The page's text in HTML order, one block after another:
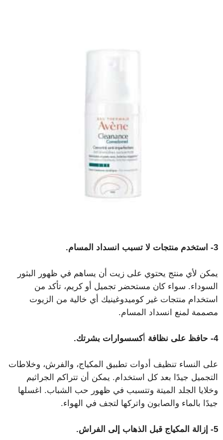
3- استخدم منتجات لا تسبب انسداد المسام.
يمكن لأي منتج يحتوي على زيت أن يساهم في ظهور البثور
السوداء. سواء كان مستحضر تجميل أو كريم، تأكد من
استخدام منتجات غير كوميدوغينيك أي خالية من الزيوت
مصممة لمنع انسداد المسام.
4- حافظ على نظافة أكسسوارات بشرتك.
على النساء تنظيف أدوات تطبيق المكياج، والفرش، وخلاطات
التجميل جيدًا بعد كل استخدام. يمكن أن تتراكم الجراثيم
وخلايا الجلد الميتة وتتسبب في ظهور حب الشباب. اغسلها
جيدًا بالماء والصابون واتركها لتجف في الهواء.
5- إزالة المكياج قبل الذهاب إلى الفراش.